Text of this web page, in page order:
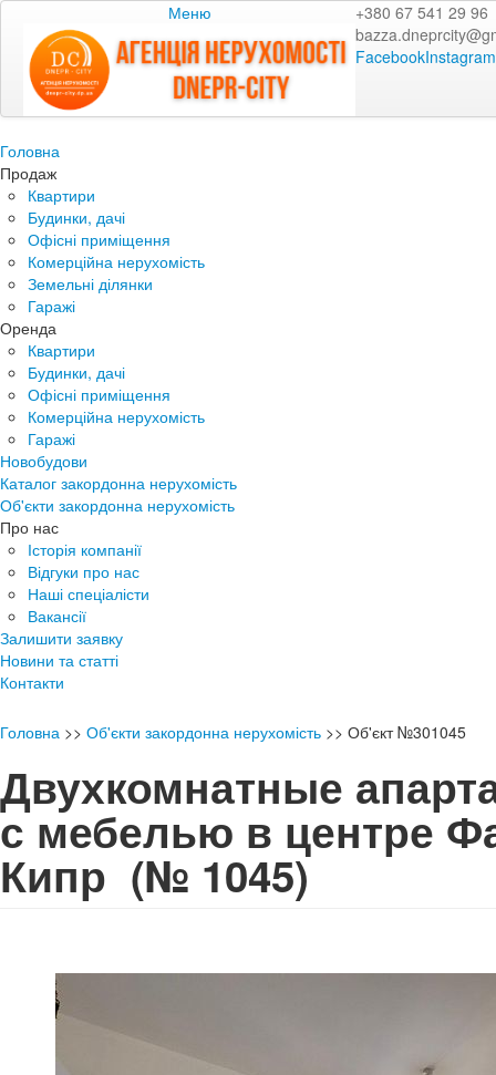
Меню
+380 67 541 29 96
FacebookInstagram
Головна
Продаж
Квартири
Будинки, дачі
Офісні приміщення
Комерційна нерухомість
Земельні ділянки
Гаражі
Оренда
Квартири
Будинки, дачі
Офісні приміщення
Комерційна нерухомість
Гаражі
Новобудови
Каталог закордонна нерухомість
Об'єкти закордонна нерухомість
Про нас
Історія компанії
Відгуки про нас
Наші спеціалісти
Вакансії
Залишити заявку
Новини та статті
Контакти
Головна >> Об'єкти закордонна нерухомість >> Об'єкт №301045
Двухкомнатные
с мебелью в центре
Кипр (№ 1045)